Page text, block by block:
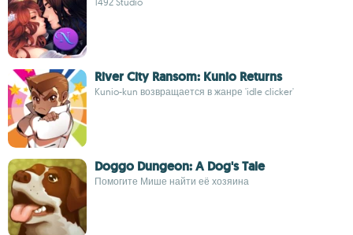
River City Ransom: Kunio Returns
Kunio-kun возвращается в жанре 'idle clicker'
Doggo Dungeon: A Dog's Tale
Помогите Мише найти её хозяина